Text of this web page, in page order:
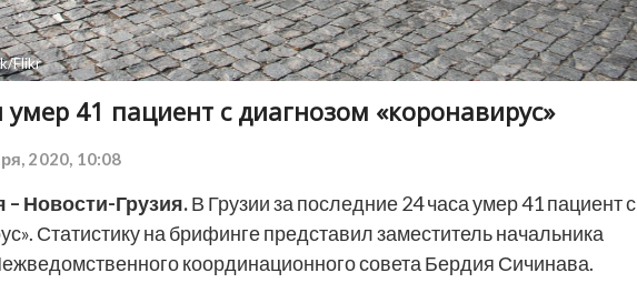
Flikr
умер 41 пациент с диагнозом «коронавирус»
2020, 10:08
Новости-Грузия.В Грузии за последние 24 часа умер 41 пациент с
Статистику на брифинге представил заместитель начальника
координационного совета Бердия Сичинава.